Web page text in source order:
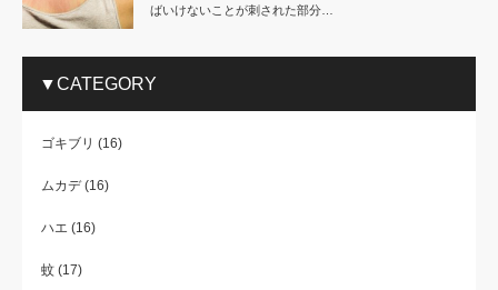
ばいけないことが刺された部分…
▼CATEGORY
ゴキブリ (16)
ムカデ(16)
ハエ (16)
蚊 (17)